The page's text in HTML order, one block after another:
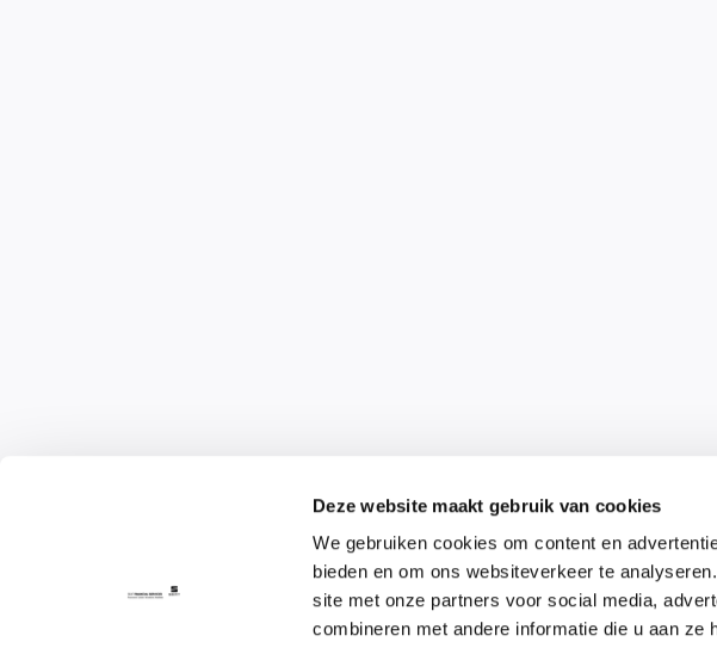
Deze website maakt gebruik van cookies
We gebruiken cookies om content en
bieden en om ons websiteverkeer te
site met onze partners voor social media,
combineren met andere informatie die u aan